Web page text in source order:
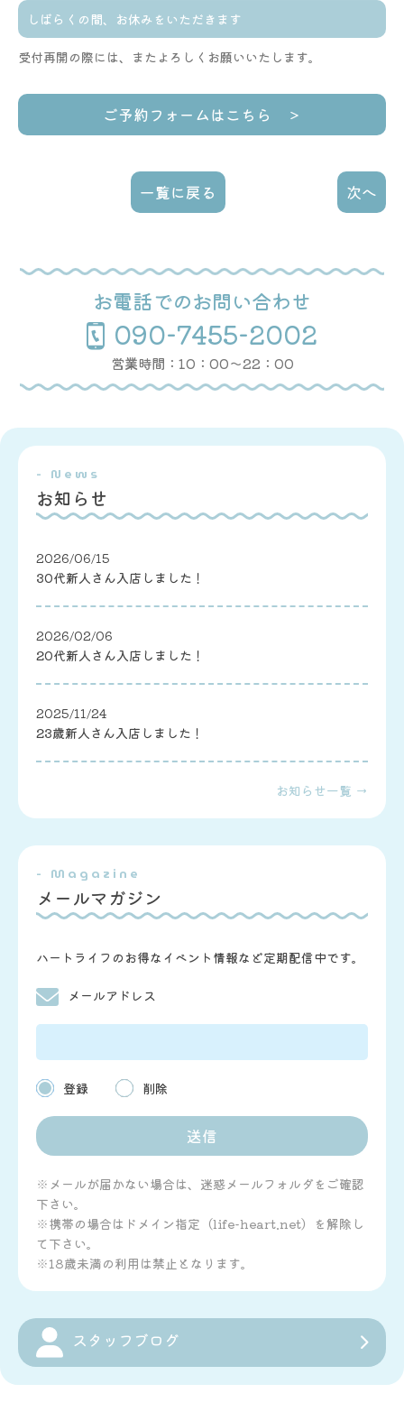
しばらくの間、お休みをいただきます
受付再開の際には、またよろしくお願いいたします。
ご予約フォームはこちら ＞
一覧に戻る 次へ
お電話でのお問い合わせ
090-7455-2002
営業時間：10：00〜22：00
- News
お知らせ
2026/06/15
30代新人さん入店しました！
2026/02/06
20代新人さん入店しました！
2025/11/24
23歳新人さん入店しました！
お知らせ一覧 →
- Magazine
メールマガジン
ハートライフのお得なイベント情報など定期配信中です。
メールアドレス
登録 削除
※メールが届かない場合は、迷惑メールフォルダをご確認
下さい。
※携帯の場合はドメイン指定（life-heart.net）を解除し
て下さい。
※18歳未満の利用は禁止となります。
スタッフブログ